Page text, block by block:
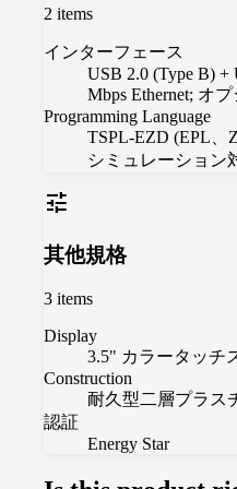
2 items
インターフェース
USB 2.0 (Type B) +
Mbps Ethernet; オ
Programming Language
TSPL-EZD (EPL、
シミュレーション
tune
其他規格
3 items
Display
3.5" カラータッチ
Construction
耐久型二層プラス
認証
Energy Star